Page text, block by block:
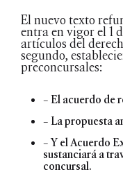
El nuevo texto
entra en vigor el 1
artículos del
segundo,
preconcursales:
– El acuerdo de
– La propuesta
– Y el Acuerdo
sustanciará a
concursal.